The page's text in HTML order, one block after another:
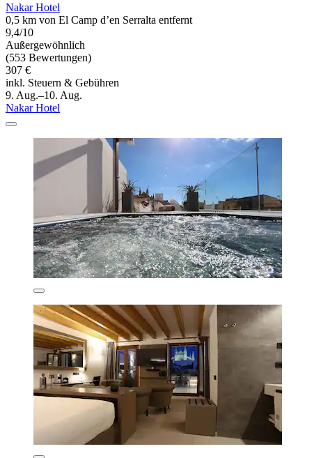
Nakar Hotel
0,5 km von El Camp d’en Serralta entfernt
9,4/10
Außergewöhnlich
(553 Bewertungen)
307 €
inkl. Steuern & Gebühren
9. Aug.–10. Aug.
Nakar Hotel